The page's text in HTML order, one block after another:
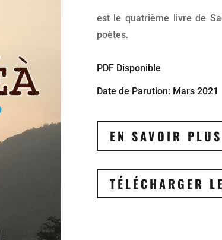
est le quatrième livre de
poètes.
PDF Disponible
Date de Parution: Mars 2021
EN SAVOIR PLUS
TÉLÉCHARGER